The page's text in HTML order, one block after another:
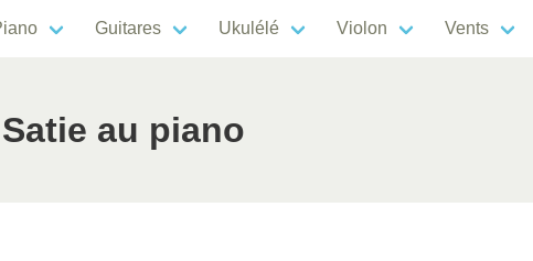
Guitares Ukulélé Violon Vents
au piano